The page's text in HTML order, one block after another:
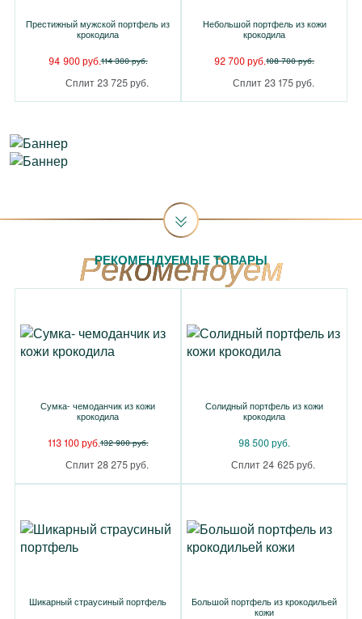
Престижный мужской портфель из
крокодила
94 900 руб.114 300 руб.
Сплит 23 725 руб.
Небольшой портфель из кожи
крокодила
92 700 руб.108 700 руб.
Сплит 23 175 руб.
РЕКОМЕНДУЕМЫЕ ТОВАРЫ
Сумка- чемоданчик из кожи
крокодила
113 100 руб.132 900 руб.
Сплит 28 275 руб.
Солидный портфель из кожи
крокодила
98 500 руб.
Сплит 24 625 руб.
Шикарный страусиный портфель
Большой портфель из крокодильей
кожи